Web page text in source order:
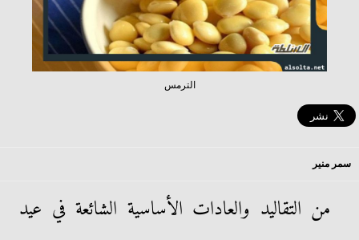
الترمس
سمر منير
من التقاليد والعادات الأساسية الشائعة في عيد